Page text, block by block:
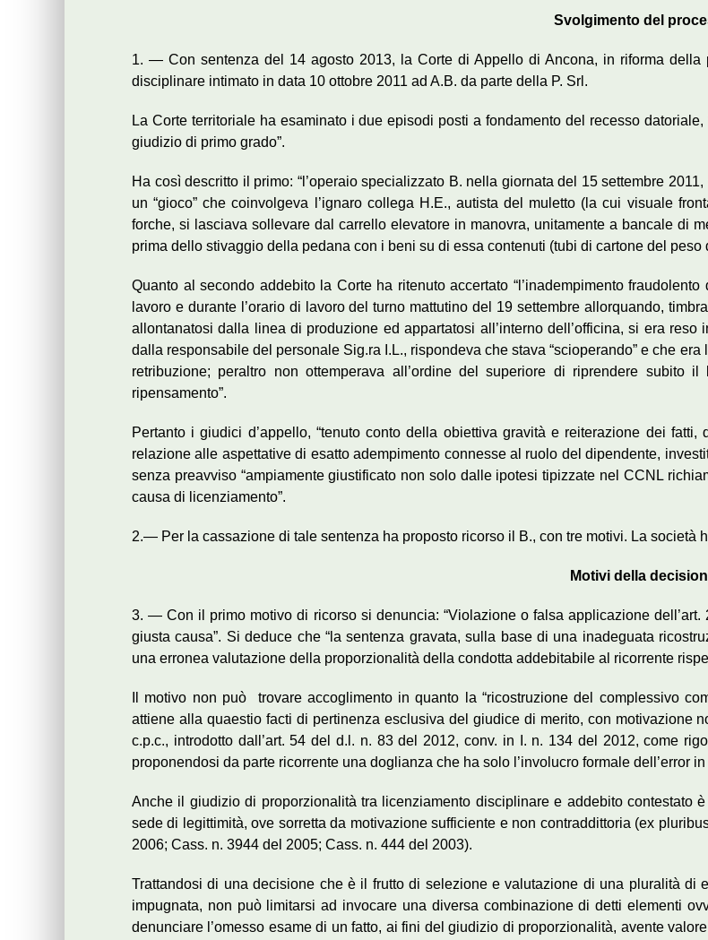
Svolgimento del
1. — Con sentenza del 14 agosto 2013, la Corte di Appello di Ancona, in riforma della
disciplinare intimato in data 10 ottobre 2011 ad A.B. da parte della P. Srl.
La Corte territoriale ha esaminato i due episodi posti a fondamento del recesso
giudizio di primo grado”.
Ha così descritto il primo: “l’operaio specializzato B. nella giornata del 15 settembre
un “gioco” che coinvolgeva l’ignaro collega H.E., autista del muletto (la cui visuale
forche, si lasciava sollevare dal carrello elevatore in manovra, unitamente a bancale di
prima dello stivaggio della pedana con i beni su di essa contenuti (tubi di cartone del peso
Quanto al secondo addebito la Corte ha ritenuto accertato “l’inadempimento
lavoro e durante l’orario di lavoro del turno mattutino del 19 settembre allorquando,
allontanatosi dalla linea di produzione ed appartatosi all’interno dell’officina, si era
dalla responsabile del personale Sig.ra I.L., rispondeva che stava “scioperando” e che
retribuzione; peraltro non ottemperava all’ordine del superiore di riprendere
ripensamento”.
Pertanto i giudici d’appello, “tenuto conto della obiettiva gravità e reiterazione dei
relazione alle aspettative di esatto adempimento connesse al ruolo del dipendente,
senza preavviso “ampiamente giustificato non solo dalle ipotesi tipizzate nel CCNL
causa di licenziamento”.
2.— Per la cassazione di tale sentenza ha proposto ricorso il B., con tre motivi. La società
Motivi della
3. — Con il primo motivo di ricorso si denuncia: “Violazione o falsa applicazione
giusta causa”. Si deduce che “la sentenza gravata, sulla base di una inadeguata
una erronea valutazione della proporzionalità della condotta addebitabile al ricorrente
Il motivo non può trovare accoglimento in quanto la “ricostruzione del complessivo
attiene alla quaestio facti di pertinenza esclusiva del giudice di merito, con motivazione
c.p.c., introdotto dall’art. 54 del d.l. n. 83 del 2012, conv. in I. n. 134 del 2012, come
proponendosi da parte ricorrente una doglianza che ha solo l’involucro formale dell’error
Anche il giudizio di proporzionalità tra licenziamento disciplinare e addebito
sede di legittimità, ove sorretta da motivazione sufficiente e non contraddittoria (ex
2006; Cass. n. 3944 del 2005; Cass. n. 444 del 2003).
Trattandosi di una decisione che è il frutto di selezione e valutazione di una pluralità di
impugnata, non può limitarsi ad invocare una diversa combinazione di detti elementi
denunciare l’omesso esame di un fatto, ai fini del giudizio di proporzionalità, avente